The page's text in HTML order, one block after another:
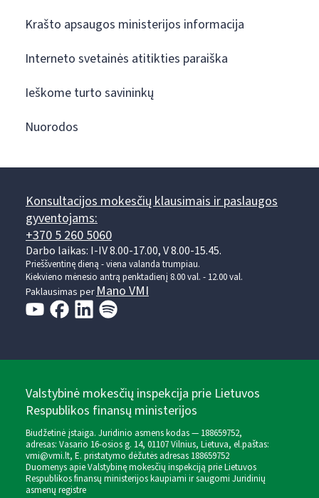
Krašto apsaugos ministerijos informacija
Interneto svetainės atitikties paraiška
Ieškome turto savininkų
Nuorodos
Konsultacijos mokesčių klausimais ir paslaugos
gyventojams:
+370 5 260 5060
Darbo laikas: I-IV 8.00-17.00, V 8.00-15.45.
Prieššventinę dieną - viena valanda trumpiau.
Kiekvieno mėnesio antrą penktadienį 8.00 val. - 12.00 val.
Paklausimas perMano VMI
Valstybinė mokesčių inspekcija prie Lietuvos
Respublikos finansų ministerijos
Biudžetinė įstaiga. Juridinio asmens kodas — 188659752,
adresas: Vasario 16-osios g. 14, 01107 Vilnius, Lietuva, el.paštas:
vmi@vmi.lt, E. pristatymo dėžutės adresas 188659752
Duomenys apie Valstybinę mokesčių inspekciją prie Lietuvos
Respublikos finansų ministerijos kaupiami ir saugomi Juridinių
asmenų registre